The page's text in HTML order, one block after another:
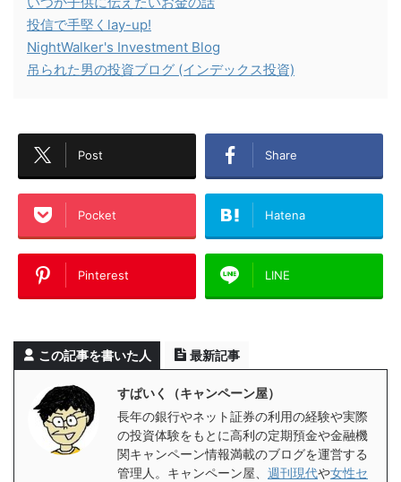
投信で手堅くlay-up!
NightWalker's Investment Blog
吊られた男の投資ブログ (インデックス投資)
Post Share
Pocket Hatena
Pinterest LINE
この記事を書いた人 最新記事
すぱいく（キャンペーン屋）
長年の銀行やネット証券の利用の経験や実際
の投資体験をもとに高利の定期預金や金融機
関キャンペーン情報満載のブログを運営する
管理人。キャンペーン屋、 週刊現代や女性セ